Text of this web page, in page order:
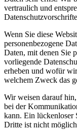
vertraulich und
Wenn Sie diese
personenbezogene
Daten, mit denen Sie
vorliegende
erheben und wofür
welchem Zweck das
Wir weisen darauf
bei der
kann. Ein lückenloser
Dritte ist nicht